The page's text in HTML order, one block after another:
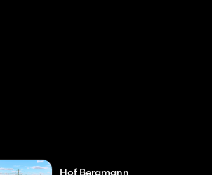
Hof Bergmann